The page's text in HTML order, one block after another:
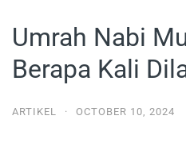
Umrah Nabi
Berapa Kali
ARTIKEL · OCTOBER 10, 2024